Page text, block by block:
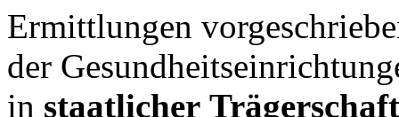
Ermittlungen
der
in staatlicher Trägerschaft